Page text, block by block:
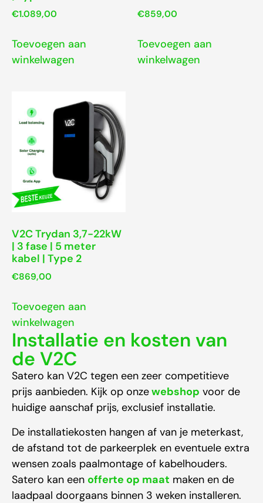
€1.089,00
Toevoegen aan
winkelwagen
€859,00
Toevoegen aan
winkelwagen
V2C Trydan 3,7-22kW
| 3 fase | 5 meter
kabel | Type 2
€869,00
Toevoegen aan
winkelwagen
Installatie en kosten van
de V2C
Satero kan V2C tegen een zeer competitieve
prijs aanbieden. Kijk op onzewebshop voor de
huidige aanschaf prijs, exclusief installatie.
De installatiekosten hangen af van je meterkast,
de afstand tot de parkeerplek en eventuele extra
wensen zoals paalmontage of kabelhouders.
Satero kan een offerte op maat maken en de
laadpaal doorgaans binnen 3 weken installeren.